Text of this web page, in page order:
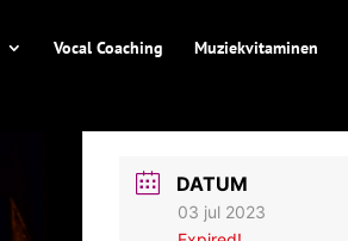
Vocal Coaching Muziekvitaminen
DATUM
03 jul 2023